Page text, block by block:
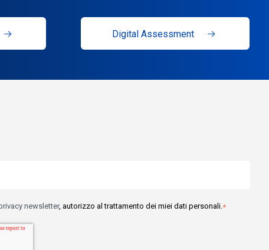
Digital Assessment
newsletter, autorizzo al trattamento dei miei dati personali.*